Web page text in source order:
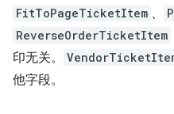
FitToPageTicketItem 、
ReverseOrderTicketItem
印无关。
他字段。